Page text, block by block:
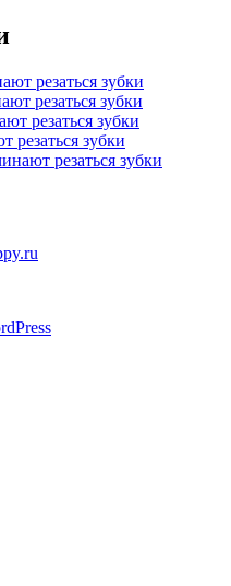
резаться зубки
резаться зубки
резаться зубки
резаться зубки
резаться зубки